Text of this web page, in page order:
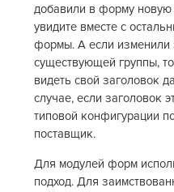
добавили в форму
увидите вместе с
формы. А если изменили
существующей группы,
видеть свой заголовок
случае, если заголовок
типовой конфигурации
поставщик.
Для модулей форм
подход. Для